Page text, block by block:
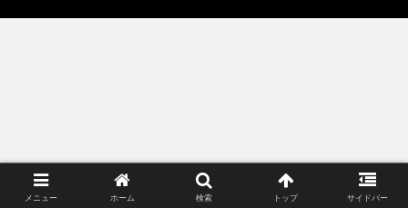
メニュー ホーム 検索 トップ サイドバー